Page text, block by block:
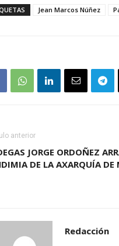
Jean Marcos Núñez
anterior
JORGE ORDOÑEZ
DE LA AXARQUÍA DE
Redacción